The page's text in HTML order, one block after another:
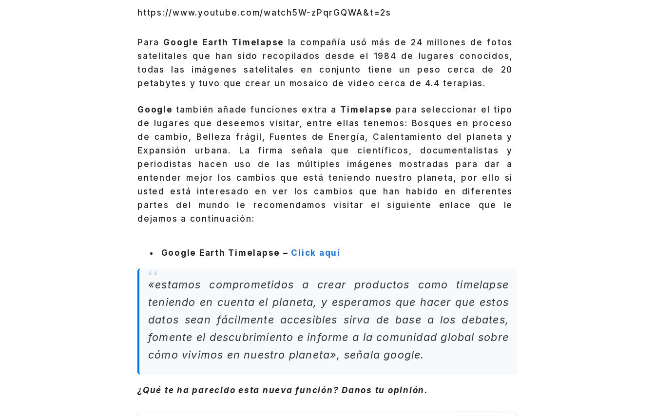
https://www.youtube.com/watch5W-zPqrGQWA&t=2s
Para Google Earth Timelapse
la compañía usó más de 24 millones de fotos
satelitales que han sido recopilados desde el 1984 de lugares conocidos,
todas las imágenes satelitales en conjunto tiene un peso cerca de 20
petabytes y tuvo que crear un mosaico de video cerca de 4.4 terapias.
Google también añade funciones extra a Timelapse para seleccionar el tipo
de lugares que deseemos visitar, entre ellas tenemos: Bosques en proceso
de cambio, Belleza frágil, Fuentes de Energía, Calentamiento del planeta y
Expansión urbana. La firma señala que científicos, documentalistas y
periodistas hacen uso de las múltiples imágenes mostradas para dar a
entender mejor los cambios que está teniendo nuestro planeta, por ello si
usted está interesado en ver los cambios que han habido en diferentes
partes del mundo le recomendamos visitar el siguiente enlace que le
dejamos a continuación:
Google Earth Timelapse – Click aquí
«estamos comprometidos a crear productos como timelapse
teniendo en cuenta el planeta, y esperamos que hacer que estos
datos sean fácilmente accesibles sirva de base a los debates,
fomente el descubrimiento e informe a la comunidad global sobre
cómo vivimos en nuestro planeta», señala google.
¿Qué te ha parecido esta nueva función? Danos tu opinión.